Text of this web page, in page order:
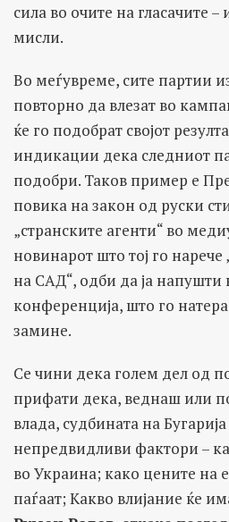
сила во очите на гласачите
мисли.
Во меѓувреме, сите партии
повторно да влезат во
ќе го подобрат својот
индикации дека следниот
подобри. Таков пример е
повика на закон од руски
„странските агенти“ во
новинарот што тој го
на САД“, одби да ја напушти
конференција, што го
замине.
Се чини дека голем дел од
прифати дека, веднаш или
влада, судбината на
непредвидливи фактори –
во Украина; како цените на
паѓаат; Какво влијание ќе